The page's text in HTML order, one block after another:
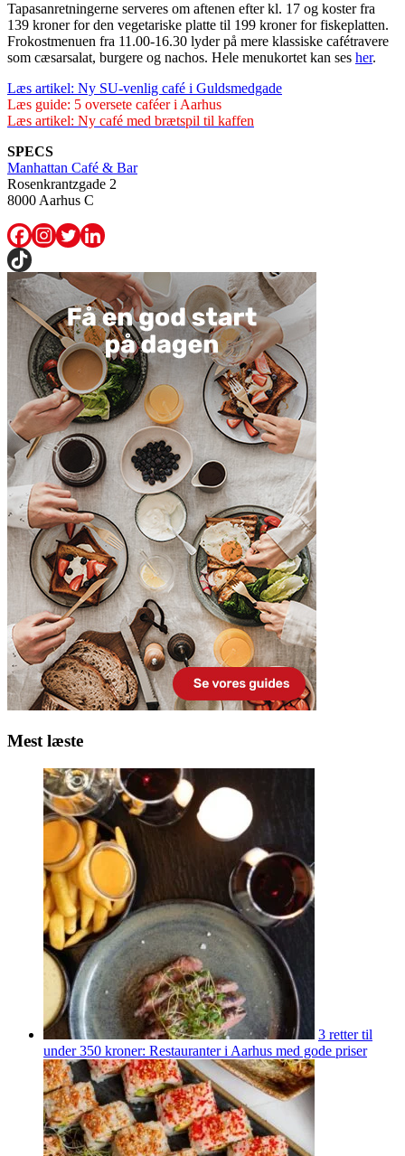
Tapasanretningerne serveres om aftenen efter kl. 17 og koster fra
139 kroner for den vegetariske platte til 199 kroner for fiskeplatten.
Frokostmenuen fra 11.00-16.30 lyder på mere klassiske cafétravere
som cæsarsalat, burgere og nachos. Hele menukortet kan ses her.
Læs artikel: Ny SU-venlig café i Guldsmedgade
Læs guide: 5 oversete caféer i Aarhus
Læs artikel: Ny café med brætspil til kaffen
SPECS
Manhattan Café & Bar
Rosenkrantzgade 2
8000 Aarhus C
Mest læste
3 retter til
under 350 kroner: Restauranter i Aarhus med gode priser